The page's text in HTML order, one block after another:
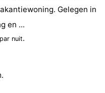
Gelegen in
en ...
par nuit.